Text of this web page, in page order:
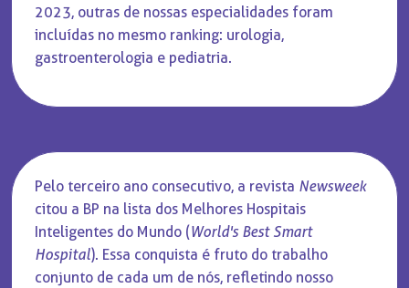
2023, outras de nossas especialidades foram
incluídas no mesmo ranking: urologia,
gastroenterologia e pediatria.
Pelo terceiro ano consecutivo, a revista Newsweek
citou a BP na lista dos Melhores Hospitais
Inteligentes do Mundo (World's Best Smart
Hospital). Essa conquista é fruto do trabalho
conjunto de cada um de nós, refletindo nosso